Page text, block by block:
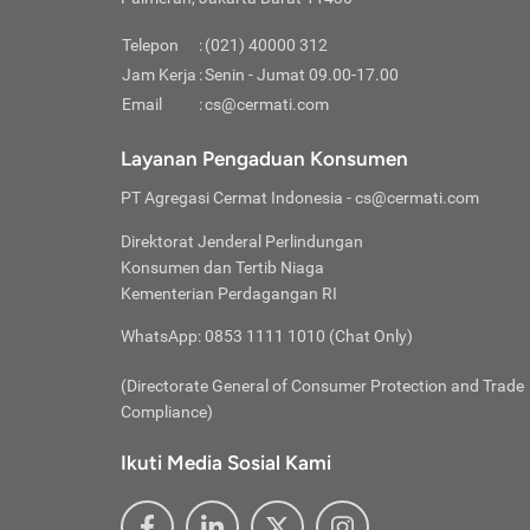
rendah
Jika
Kredit
Telepon :(021) 40000 312
Jam Kerja :Senin - Jumat 09.00-17.00
Email
:cs@cermati.com
Layanan Pengaduan Konsumen
PT Agregasi Cermat Indonesia - cs@cermati.com
Direktorat Jenderal Perlindungan
Konsumen dan Tertib Niaga
Kementerian Perdagangan RI
WhatsApp: 0853 1111 1010 (Chat Only)
(Directorate General of Consumer Protection and Trade
Compliance)
Ikuti Media Sosial Kami